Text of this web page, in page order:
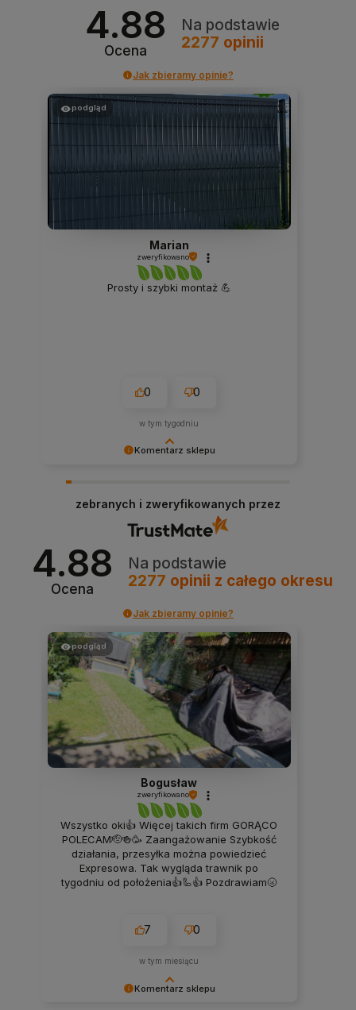
4.88
Ocena
Na podstawie
2277 opinii
Jak zbieramy opinie?
Komentarz sklepu
jakość naszych usług. Mamy nadzieję, że już
teraz sprostaliśmy Twoim wymaganiom i wrócisz
podgląd
Marian
zweryfikowano
Prosty i szybki montaż 💪
0 0
w tym tygodniu
zebranych i zweryfikowanych przez
4.88
Ocena
Na podstawie
2277 opinii z całego okresu
Jak zbieramy opinie?
Komentarz sklepu
podgląd
Bogusław
zweryfikowano
Wszystko oki👍 Więcej takich firm GORĄCO
POLECAM🫡🍻🥳 Zaangażowanie Szybkość
działania, przesyłka można powiedzieć
Expresowa. Tak wygląda trawnik po
tygodniu od położenia👍🦾👍 Pozdrawiam🌝
7 0
w tym miesiącu